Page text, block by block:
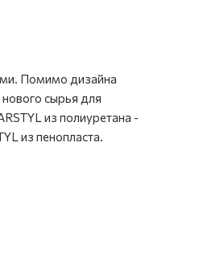
Помимо дизайна
сырья для
из полиуретана -
из пенопласта.